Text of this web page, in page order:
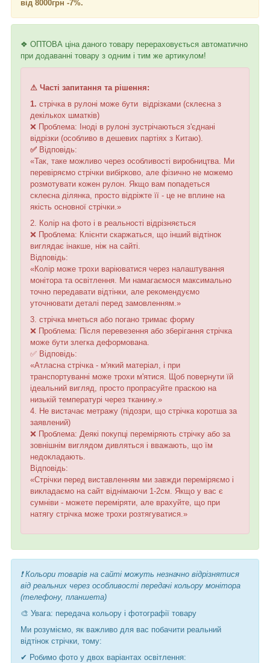
від 8000грн -7%.
❖ ОПТОВА ціна даного товару перераховується автоматично
при додаванні товару з одним і тим же артикулом!
⚠ Часті запитання та рішення:
1. стрічка в рулоні може бути відрізками (склеєна з
декількох шматків)
❌ Проблема: Іноді в рулоні зустрічаються з'єднані
відрізки (особливо в дешевих партіях з Китаю).
✅ Відповідь:
«Так, таке можливо через особливості виробництва. Ми
перевіряємо стрічки вибірково, але фізично не можемо
розмотувати кожен рулон. Якщо вам попадеться
склеєна ділянка, просто відріжте її - це не вплине на
якість основної стрічки.»
2. Колір на фото і в реальності відрізняється
❌ Проблема: Клієнти скаржаться, що інший відтінок
виглядає інакше, ніж на сайті.
Відповідь:
«Колір може трохи варіюватися через налаштування
монітора та освітлення. Ми намагаємося максимально
точно передавати відтінки, але рекомендуємо
уточнювати деталі перед замовленням.»
3. стрічка мнеться або погано тримає форму
❌ Проблема: Після перевезення або зберігання стрічка
може бути злегка деформована.
✅ Відповідь:
«Атласна стрічка - м'який матеріал, і при
транспортуванні може трохи м'ятися. Щоб повернути їй
ідеальний вигляд, просто пропрасуйте праскою на
низькій температурі через тканину.»
4. Не вистачає метражу (підозри, що стрічка коротша за
заявлений)
❌ Проблема: Деякі покупці переміряють стрічку або за
зовнішнім виглядом дивляться і вважають, що їм
недокладають.
Відповідь:
«Стрічки перед виставленням ми завжди переміряємо і
викладаємо на сайт віднімаючи 1-2см. Якщо у вас є
сумніви - можете переміряти, але врахуйте, що при
натягу стрічка може трохи розтягуватися.»
❗ Кольори товарів на сайті можуть незначно відрізнятися
від реальних через особливості передачі кольору монітора
(телефону, планшета)
🎨 Увага: передача кольору і фотографії товару
Ми розуміємо, як важливо для вас побачити реальний
відтінок стрічки, тому:
✔ Робимо фото у двох варіантах освітлення: